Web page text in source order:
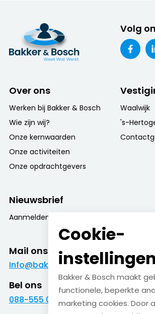
Volg
Over ons
Werken bij Bakker & Bosch
Wie zijn wij?
Onze kernwaarden
Onze activiteiten
Onze opdrachtgevers
Waalwijk
's-
Nieuwsbrief
Aanmelden nieuwsbrief
Mail ons
Info@bakkerenbosch.nl
Bel ons
088-555 09 09
Cookie-
instellingen
Bakker & Bosch maakt
functionele, beperkte
marketing cookies. Door